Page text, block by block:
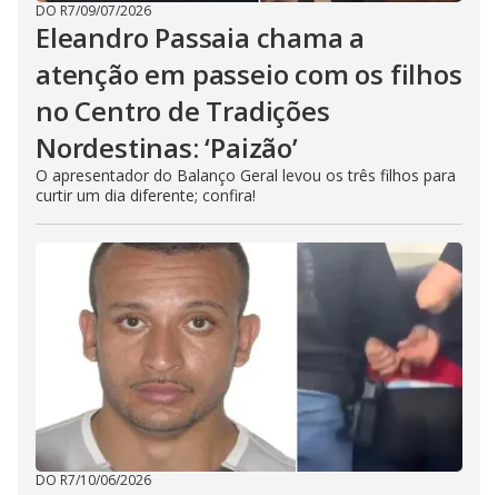
DO R7/09/07/2026
Eleandro Passaia chama a
atenção em passeio com os filhos
no Centro de Tradições
Nordestinas: ‘Paizão’
O apresentador do Balanço Geral levou os três filhos para
curtir um dia diferente; confira!
DO R7/10/06/2026